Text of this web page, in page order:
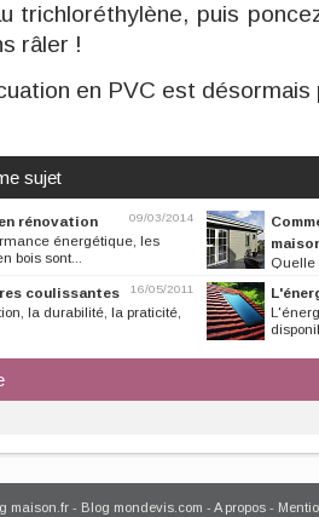
trichloréthylène, puis
râler !
en PVC est
sujet
09/03/2014
rénovation
énergétique, les
bois sont...
Quelle
Sous cet angle
16/05/2011
coulissantes
la durabilité, la praticité,
maison.fr - Blog mondevis.com - A propos -